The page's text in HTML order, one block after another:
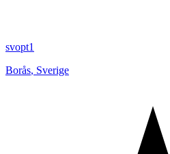
svopt1
Borås, Sverige